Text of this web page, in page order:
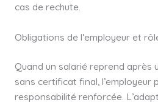
cas de rechute.
Obligations de l’employeur et
Quand un salarié reprend après
sans certificat final, l’employeur
responsabilité renforcée.